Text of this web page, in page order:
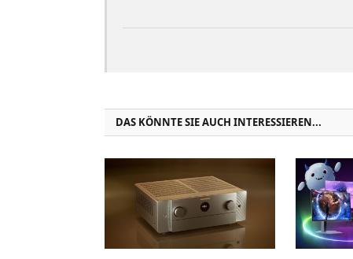
DAS KÖNNTE SIE AUCH INTERESSIEREN...